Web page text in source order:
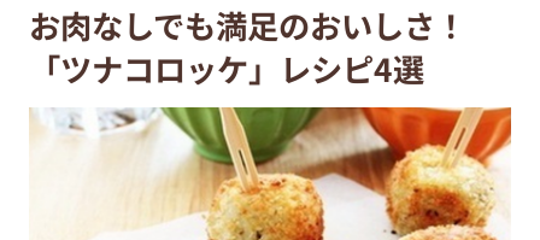
お肉なしでも満足のおいしさ！
「ツナコロッケ」レシピ4選